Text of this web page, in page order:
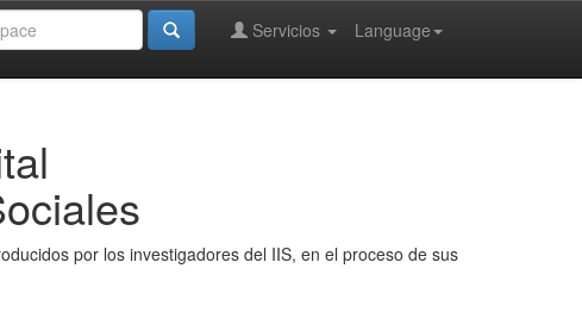
Language
Servicios
por los investigadores del IIS, en el proceso de sus